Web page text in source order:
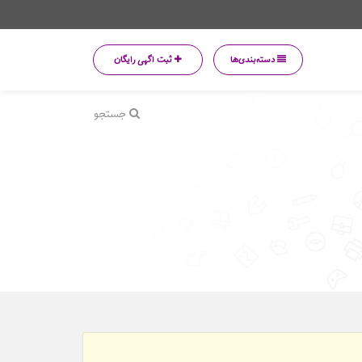
دسته‌بندی‌ها ثبت اگهی رایگان
جستجو